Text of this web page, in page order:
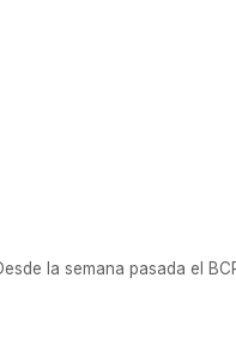
la semana pasada el